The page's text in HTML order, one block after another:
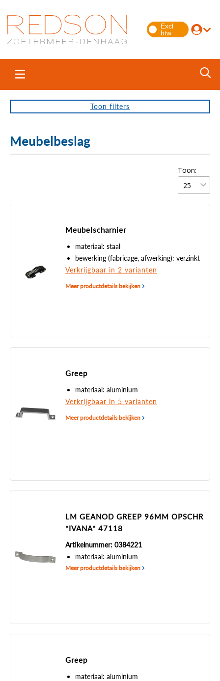
Toon filters
Meubelbeslag
Toon:
Meubelscharnier
materiaal: staal
bewerking (fabricage, afwerking): verzinkt
Verkrijgbaar in 2 varianten
Meer productdetails bekijken
Greep
materiaal: aluminium
Verkrijgbaar in 5 varianten
Meer productdetails bekijken
LM GEANOD GREEP 96MM OPSCHR
*IVANA* 47118
Artikelnummer: 0384221
materiaal: aluminium
Meer productdetails bekijken
Greep
materiaal: aluminium